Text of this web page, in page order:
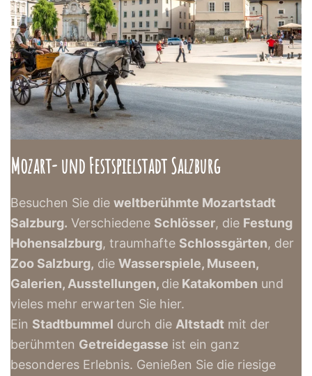
Mozart- und Festspielstadt Salzburg
Besuchen Sie die weltberühmte Mozartstadt
Salzburg. Verschiedene Schlösser, die Festung
Hohensalzburg, traumhafte Schlossgärten, der
Zoo Salzburg, die Wasserspiele, Museen,
Galerien, Ausstellungen, die Katakomben und
vieles mehr erwarten Sie hier.
Ein Stadtbummel durch die Altstadt mit der
berühmten Getreidegasse ist ein ganz
besonderes Erlebnis. Genießen Sie die riesige